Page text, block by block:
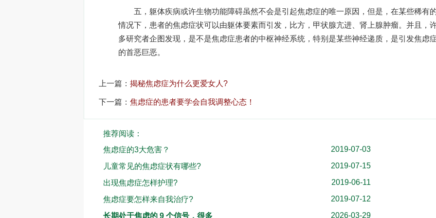
五，躯体疾病或许生物功能障碍虽然不会是引起焦虑症的唯一原因，但是，在某些稀有
情况下，患者的焦虑症状可以由躯体要素而引发，比方，甲状腺亢进、肾上腺肿瘤。并且，
多研究者企图发现，是不是焦虑症患者的中枢神经系统，特别是某些神经递质，是引发焦虑
的首恶巨恶。
上一篇： 揭秘焦虑症为什么更爱女人?
下一篇： 焦虑症的患者要学会自我调整心态！
推荐阅读：
焦虑症的3大危害？
2019-07-03
儿童常见的焦虑症状有哪些? 2019-07-15
出现焦虑症怎样护理? 2019-06-11
焦虑症要怎样来自我治疗? 2019-07-12
长期处于焦虑的 9 个信号，很多 2026-03-29